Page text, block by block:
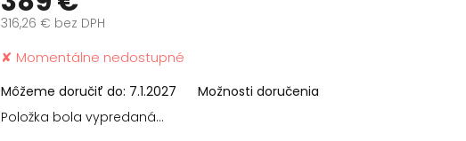
316,26 € bez DPH
Jednotková
cena:
✘ Momentálne nedostupné
Môžeme doručiť do: 7.1.2027
Možnosti doručenia
Položka bola vypredaná…